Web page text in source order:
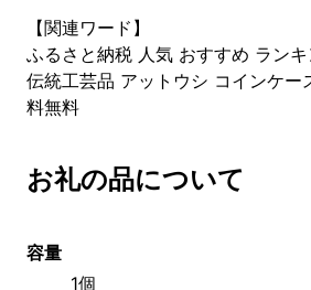
【関連ワード】
ふるさと納税 人気 おすすめ ラン
伝統工芸品 アットウシ コインケー
料無料
お礼の品について
容量
1個